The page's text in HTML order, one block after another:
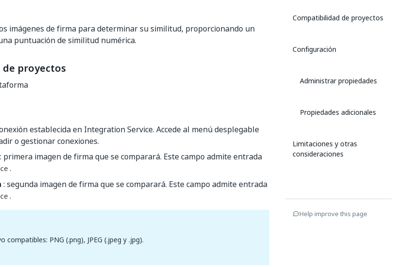
imágenes de firma para determinar su similitud, proporcionando un
puntuación de similitud numérica.
proyectos
establecida en Integration Service. Accede al menú desplegable
o gestionar conexiones.
: primera imagen de firma que se comparará. Este campo admite entrada
.
: segunda imagen de firma que se comparará. Este campo admite entrada
.
compatibles: PNG (.png), JPEG (.jpeg y .jpg).
Compatibilidad de proyectos
Configuración
Administrar propiedades
Propiedades adicionales
Limitaciones y otras
consideraciones
Help improve this page